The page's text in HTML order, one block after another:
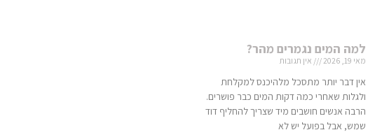
למה המים נגמרים מהר?
מאי 19, 2026 אין תגובות
אין דבר יותר מתסכל מלהיכנס למקלחת
ולגלות שאחרי כמה דקות המים כבר פושרים.
הרבה אנשים חושבים מיד שצריך להחליף דוד
שמש, אבל בפועל יש לא